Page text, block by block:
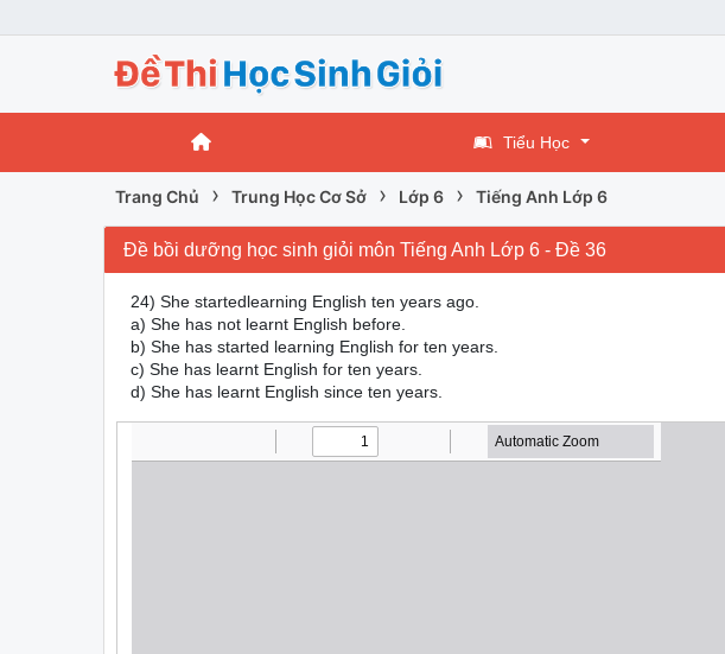
Tiểu Học
Trang Chủ › Trung Học Cơ Sở › Lớp 6 › Tiếng Anh Lớp 6
Đề bồi dưỡng học sinh giỏi môn Tiếng Anh Lớp 6 - Đề 36
24) She startedlearning English ten years ago.
a) She has not learnt English before.
b) She has started learning English for ten years.
c) She has learnt English for ten years.
d) She has learnt English since ten years.